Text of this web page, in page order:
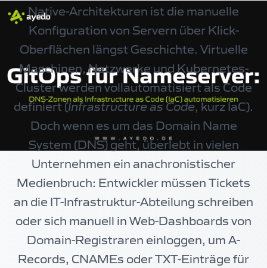
Native-Architekturen ist die manuelle
Konfiguration von Servern über Klick-
Oberflächen längst Geschichte. Virtuelle
Maschinen, Netzwerke und Kubernetes-
Cluster werden vollautomatisiert als Code
definiert (Infrastructure as Code, kurz IaC).
Doch wenn es um das Domain Name
System (DNS) geht, überlebt in vielen
Unternehmen ein anachronistischer
Medienbruch: Entwickler müssen Tickets
an die IT-Infrastruktur-Abteilung schreiben
oder sich manuell in Web-Dashboards von
Domain-Registraren einloggen, um A-
Records, CNAMEs oder TXT-Einträge für